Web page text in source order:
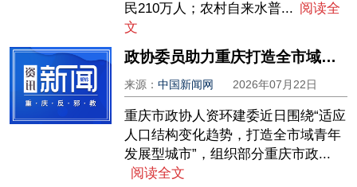
民210万人；农村自来水普... 阅读全
文
政协委员助力重庆打造全市域青年发展型城市
来源：中国新闻网 2026年07月22日
重庆市政协人资环建委近日围绕“适应
人口结构变化趋势，打造全市域青年
发展型城市”，组织部分重庆市政...
阅读全文